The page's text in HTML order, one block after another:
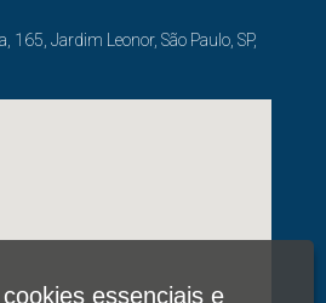
165, Jardim Leonor, São Paulo, SP,
essenciais e